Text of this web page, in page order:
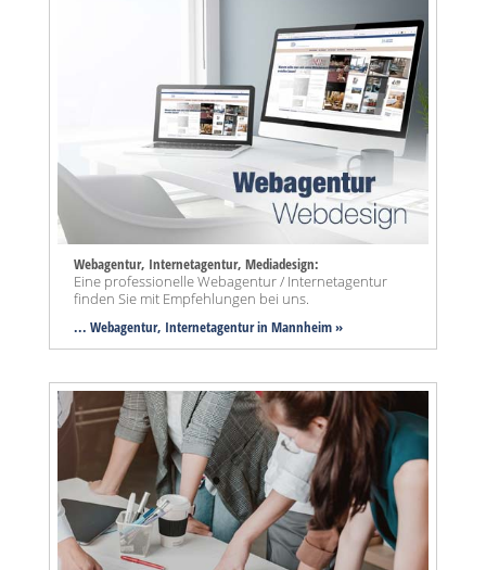
Webagentur, Internetagentur, Mediadesign:
Eine professionelle Webagentur / Internetagentur
finden Sie mit Empfehlungen bei uns.
... Webagentur, Internetagentur in Mannheim »